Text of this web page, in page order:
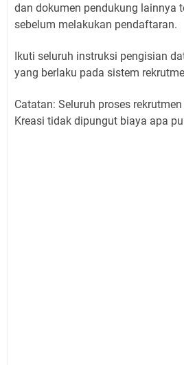
dan dokumen pendukung lainnya
sebelum melakukan pendaftaran.
Ikuti seluruh instruksi pengisian
yang berlaku pada sistem
Catatan: Seluruh proses
Kreasi tidak dipungut biaya apa